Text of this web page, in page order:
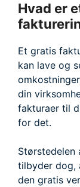
Hvad er
Et gratis
kan lave og
din
fakturaer til
for det.
Størstedelen
tilbyder dog,
den gratis